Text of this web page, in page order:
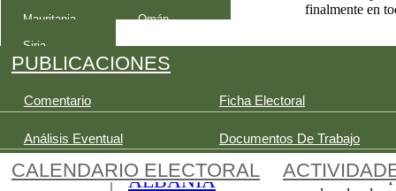
28 de julio y 11
2013
finalmente en
05 Jul 2013
ALBANIA
Conforme a lo
Mauritania
Omán
Siria
PUBLICACIONES
Comentario Ficha Electoral
Análisis Eventual Documentos De Trabajo
CALENDARIO ELECTORAL